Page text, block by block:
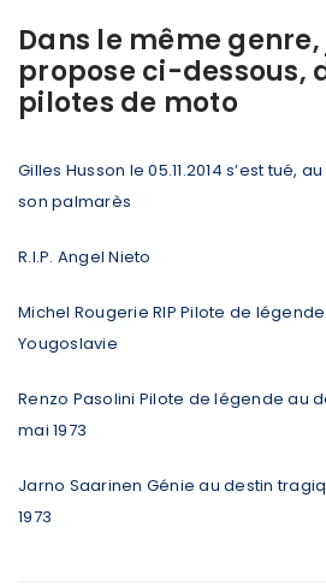
Dans le même genre,
propose ci-dessous,
pilotes de moto
Gilles Husson le 05.11.2014 s’est tué,
son palmarès
R.I.P. Angel Nieto
Michel Rougerie RIP Pilote de légende
Yougoslavie
Renzo Pasolini Pilote de légende au
mai 1973
Jarno Saarinen Génie au destin
1973